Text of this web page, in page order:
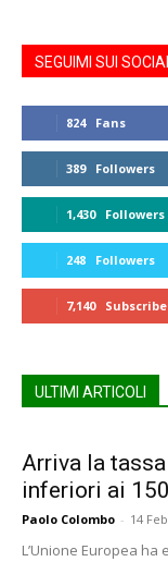
SEGUIMI SUI
824 Fans
389 Followers
1,430 Followers
248 Followers
7,140
ULTIMI ARTICOLI
Arriva la
inferiori ai
Paolo Colombo - 14
L’Unione Europea